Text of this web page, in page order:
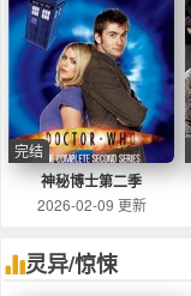
神秘博士第二季
完结
2026-02-09 更新
灵异/惊悚